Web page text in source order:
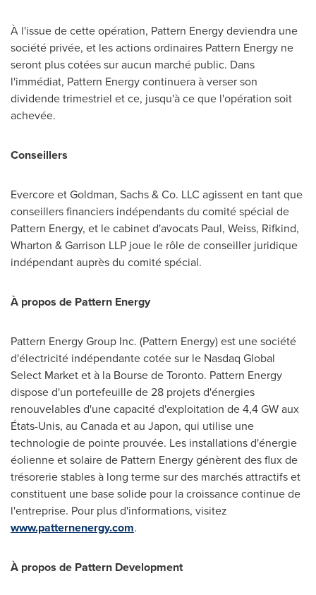
À l'issue de cette opération, Pattern Energy deviendra une
société privée, et les actions ordinaires Pattern Energy ne
seront plus cotées sur aucun marché public. Dans
l'immédiat, Pattern Energy continuera à verser son
dividende trimestriel et ce, jusqu'à ce que l'opération soit
achevée.
Conseillers
Evercore et Goldman, Sachs & Co. LLC agissent en tant que
conseillers financiers indépendants du comité spécial de
Pattern Energy, et le cabinet d'avocats Paul, Weiss, Rifkind,
Wharton & Garrison LLP joue le rôle de conseiller juridique
indépendant auprès du comité spécial.
À propos de Pattern Energy
Pattern Energy Group Inc. (Pattern Energy) est une société
d'électricité indépendante cotée sur le Nasdaq Global
Select Market et à la Bourse deToronto. Pattern Energy
dispose d'un portefeuille de 28 projets d'énergies
renouvelables d'une capacité d'exploitation de 4,4 GW aux
États-Unis, au Canadaet au Japon, qui utilise une
technologie de pointe prouvée. Les installations d'énergie
éolienne et solaire de Pattern Energy génèrent des flux de
trésorerie stables à long terme sur des marchés attractifs et
constituent une base solide pour la croissance continue de
l'entreprise. Pour plus d'informations, visitez
www.patternenergy.com.
À propos de Pattern Development